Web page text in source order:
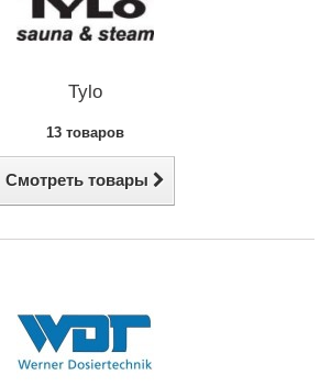
Tylo
13 товаров
Смотреть товары